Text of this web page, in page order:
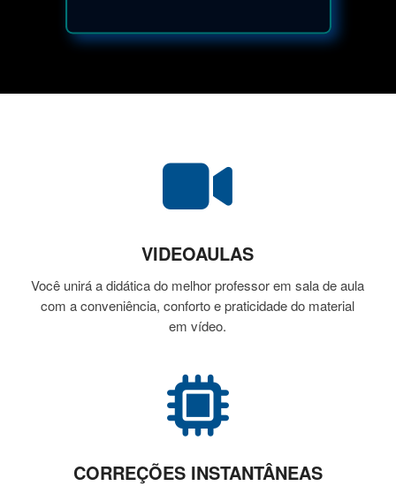
VIDEOAULAS
Você unirá a didática do melhor professor em sala de aula
com a conveniência, conforto e praticidade do material
em vídeo.
CORREÇÕES INSTANTÂNEAS